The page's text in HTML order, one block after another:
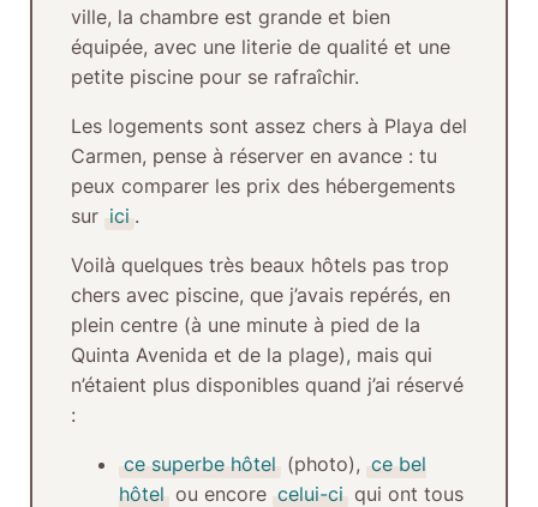
ville, la chambre est grande et bien
équipée, avec une literie de qualité et une
petite piscine pour se rafraîchir.
Les logements sont assez chers à Playa del
Carmen, pense à réserver en avance : tu
peux comparer les prix des hébergements
sur ici .
Voilà quelques très beaux hôtels pas trop
chers avec piscine, que j’avais repérés, en
plein centre(à une minute à pied de la
Quinta Avenida et de la plage), mais qui
n’étaient plus disponibles quand j’ai réservé
:
ce superbe hôtel (photo), ce bel
hôtel ou encore celui-ci qui ont tous